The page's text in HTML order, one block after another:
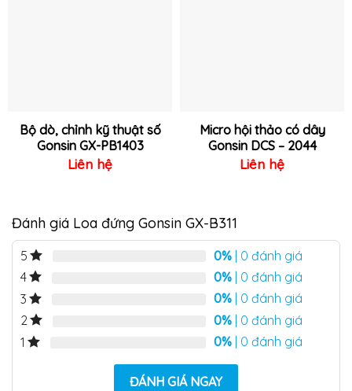
Bộ dò, chỉnh kỹ thuật số
Gonsin GX-PB1403
Liên hệ
Micro hội thảo có dây
Gonsin DCS – 2044
Liên hệ
Đánh giá Loa đứng Gonsin GX-B311
5 0% | 0 đánh giá
4
0% | 0 đánh giá
3
0% | 0 đánh giá
2
0% | 0 đánh giá
1
0% | 0 đánh giá
ĐÁNH GIÁ NGAY